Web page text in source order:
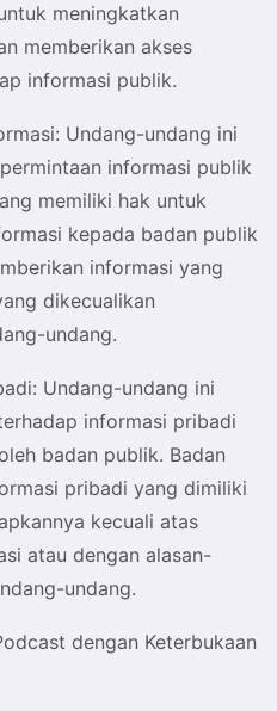
meningkatkan
memberikan akses
informasi publik.
: Undang-undang ini
informasi publik
memiliki hak untuk
kepada badan publik
informasi yang
dikecualikan
undang.
: Undang-undang ini
informasi pribadi
badan publik. Badan
pribadi yang dimiliki
kecuali atas
atau dengan alasan-
undang.
dengan Keterbukaan